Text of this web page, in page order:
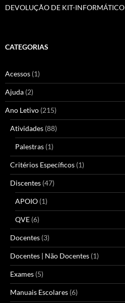
DEVOLUÇÃO DE KIT-INFORMÁTICO
CATEGORIAS
Acessos (1)
Ajuda (2)
Ano Letivo (215)
Atividades (88)
Palestras (1)
Critérios Específicos (1)
Discentes (47)
APOIO (1)
QVE (6)
Docentes (3)
Docentes | Não Docentes (1)
Exames (5)
Manuais Escolares (6)